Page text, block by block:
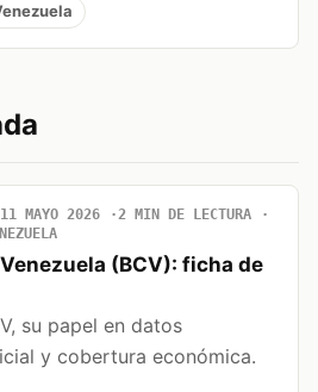
MAYO 2026
2 MIN DE LECTURA
(BCV): ficha de
su papel en datos
y cobertura económica.